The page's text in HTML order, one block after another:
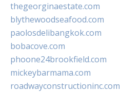
thegeorginaestate.com
blythewoodseafood.com
paolosdelibangkok.com
bobacove.com
phoone24brookfield.com
mickeybarmama.com
roadwayconstructioninc.com